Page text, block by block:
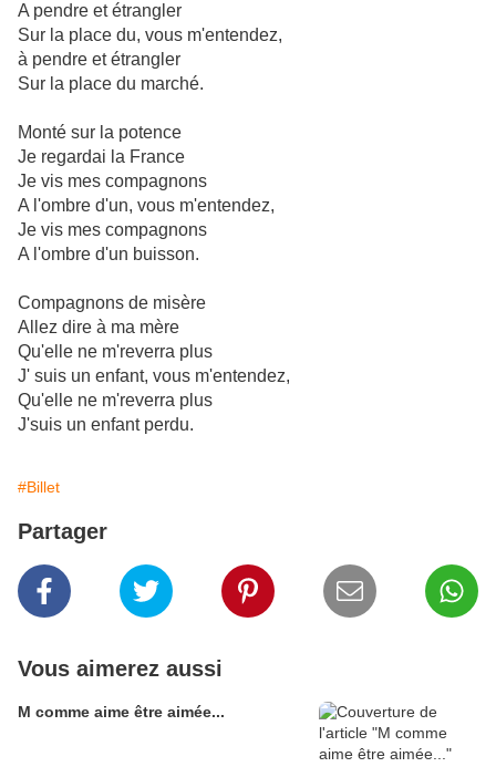
A pendre et étrangler
Sur la place du, vous m'entendez,
à pendre et étrangler
Sur la place du marché.
Monté sur la potence
Je regardai la France
Je vis mes compagnons
A l'ombre d'un, vous m'entendez,
Je vis mes compagnons
A l'ombre d'un buisson.
Compagnons de misère
Allez dire à ma mère
Qu'elle ne m'reverra plus
J' suis un enfant, vous m'entendez,
Qu'elle ne m'reverra plus
J'suis un enfant perdu.
#Billet
Partager
Vous aimerez aussi
M comme aime être aimée...